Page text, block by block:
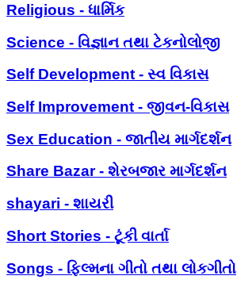
Religious - ધાર્મિક
Science - વિજ્ઞાન તથા ટેકનોલોજી
Self Development - સ્વ વિકાસ
Self Improvement - જીવન-વિકાસ
Sex Education - જાતીય માર્ગદર્શન
Share Bazar - શેરબજાર માર્ગદર્શન
shayari - શાયરી
Short Stories - ટૂંકી વાર્તા
Songs - ફિલ્મના ગીતો તથા લોકગીતો